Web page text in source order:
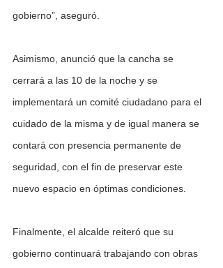
gobierno”, aseguró.
Asimismo, anunció que la cancha se
cerrará a las 10 de la noche y se
implementará un comité ciudadano para el
cuidado de la misma y de igual manera se
contará con presencia permanente de
seguridad, con el fin de preservar este
nuevo espacio en óptimas condiciones.
Finalmente, el alcalde reiteró que su
gobierno continuará trabajando con obras